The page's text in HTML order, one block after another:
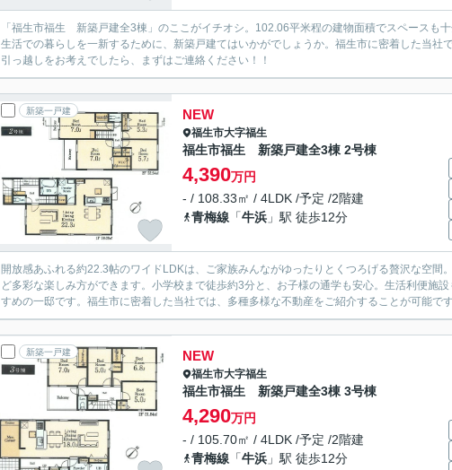
「福生市福生 新築戸建全3棟」のここがイチオシ。102.06平米程の建物面積でスペースも
生活での暮らしを一新するために、新築戸建てはいかがでしょうか。福生市に密着した当社
引っ越しをお考えでしたら、まずはご連絡ください！！
新築一戸建 NEW
福生市大字福生
福生市福生 新築戸建全3棟 2号棟
4,390万円
- / 108.33㎡ / 4LDK /予定 /2階建
青梅線 「牛浜 」駅 徒歩12分
開放感あふれる約22.3帖のワイドLDKは、ご家族みんながゆったりとくつろげる贅沢な空間
ど多彩な楽しみ方ができます。小学校まで徒歩約3分と、お子様の通学も安心。生活利便施
すめの一邸です。福生市に密着した当社では、多種多様な不動産をご紹介することが可能で
新築一戸建 NEW
福生市大字福生
福生市福生 新築戸建全3棟 3号棟
4,290万円
- / 105.70㎡ / 4LDK /予定 /2階建
青梅線 「牛浜 」駅 徒歩12分